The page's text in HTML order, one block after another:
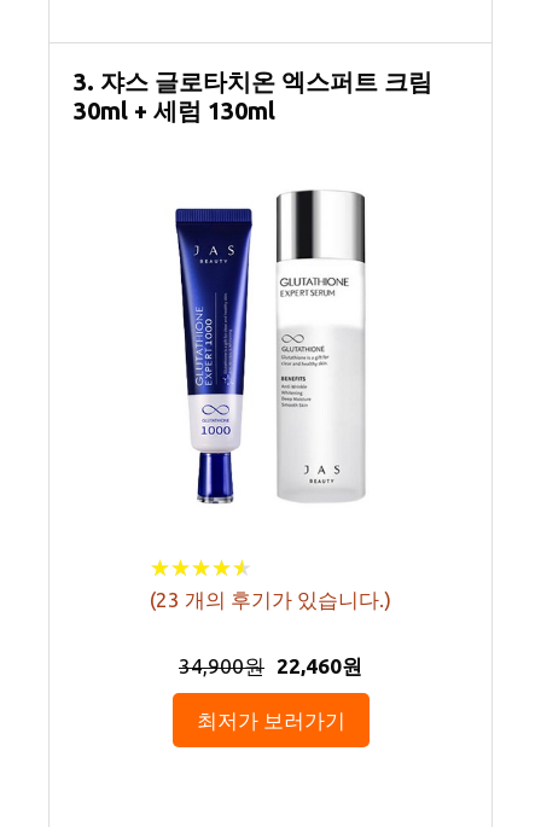
3. 쟈스 글로타치온 엑스퍼트 크림
30ml + 세럼 130ml
★★★★★
★★★★★
(23 개의 후기가 있습니다.)
34,900원 22,460원
최저가 보러가기